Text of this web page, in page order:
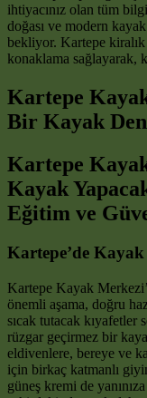
ihtiyacınız olan tüm
doğası ve modern
bekliyor. Kartepe
konaklama sağlayarak,
Kartepe
Bir Kayak
Kartepe
Kayak
Eğitim ve
Kartepe’de Kayak
Kartepe Kayak
önemli aşama, doğru
sıcak tutacak
rüzgar geçirmez bir
eldivenlere, bereye ve
için birkaç katmanlı
güneş kremi de